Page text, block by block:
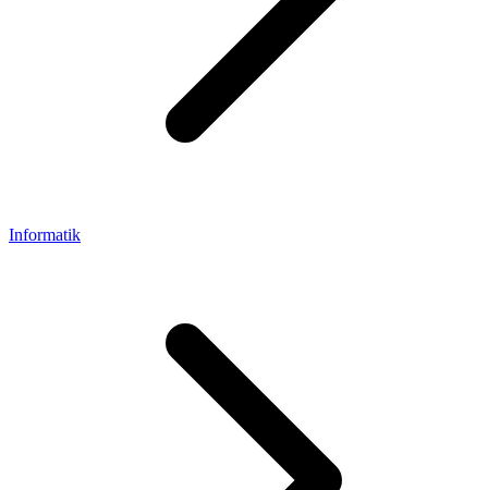
Informatik